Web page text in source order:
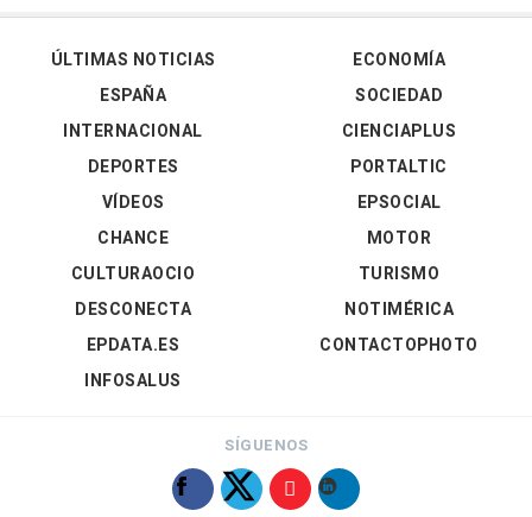
ÚLTIMAS NOTICIAS
ESPAÑA
INTERNACIONAL
DEPORTES
VÍDEOS
ECONOMÍA
SOCIEDAD
CIENCIAPLUS
PORTALTIC
EPSOCIAL
CHANCE
CULTURAOCIO
DESCONECTA
EPDATA.ES
INFOSALUS
MOTOR
TURISMO
NOTIMÉRICA
CONTACTOPHOTO
SÍGUENOS